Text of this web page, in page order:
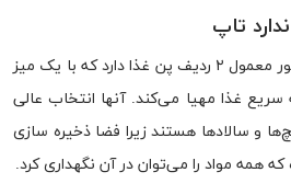
تاپ
این نوع میز آماده سازی به طور معمول ۲ ردیف پن غذا دارد که با یک میز
سریع غذا مهیا می‌کند. آنها انتخاب عالی
و سالادها هستند زیرا فضا ذخیره سازی
که همه مواد را می‌توان در آن نگهداری کرد.